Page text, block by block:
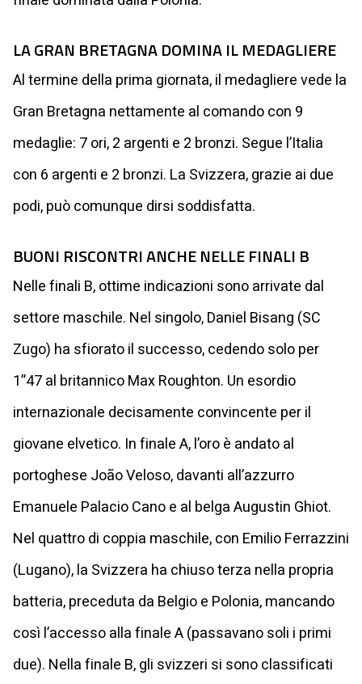
LA GRAN BRETAGNA DOMINA IL MEDAGLIERE
Al termine della prima giornata, il medagliere vede la
Gran Bretagna nettamente al comando con 9
medaglie: 7 ori, 2 argenti e 2 bronzi. Segue l’Italia
con 6 argenti e 2 bronzi. La Svizzera, grazie ai due
podi, può comunque dirsi soddisfatta.
BUONI RISCONTRI ANCHE NELLE FINALI B
Nelle finali B, ottime indicazioni sono arrivate dal
settore maschile. Nel singolo, Daniel Bisang (SC
Zugo) ha sfiorato il successo, cedendo solo per
1”47 al britannico Max Roughton. Un esordio
internazionale decisamente convincente per il
giovane elvetico. In finale A, l’oro è andato al
portoghese João Veloso, davanti all’azzurro
Emanuele Palacio Cano e al belga Augustin Ghiot.
Nel quattro di coppia maschile, con Emilio Ferrazzini
(Lugano), la Svizzera ha chiuso terza nella propria
batteria, preceduta da Belgio e Polonia, mancando
così l’accesso alla finale A (passavano soli i primi
due). Nella finale B, gli svizzeri si sono classificati